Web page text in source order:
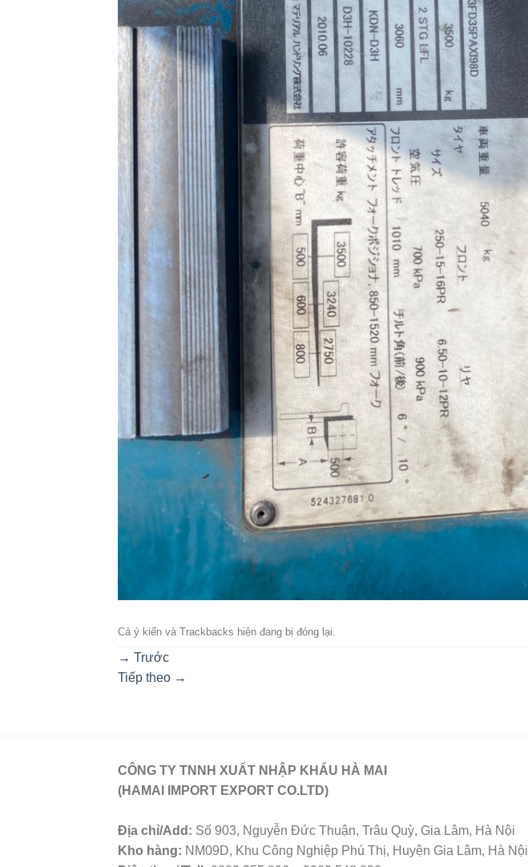
Cả ý kiến ​​và Trackbacks hiện đang bị đóng lại.
→ Trước
Tiếp theo →
CÔNG TY TNNH XUẤT NHẬP KHẨU HÀ MAI
(HAMAI IMPORT EXPORT CO.LTD)
Địa chỉ/Add: Số 903, Nguyễn Đức Thuận, Trâu Quỳ, Gia Lâm, Hà Nội
Kho hàng: NM09D, Khu Công Nghiệp Phú Thị, Huyện Gia Lâm, Hà Nội